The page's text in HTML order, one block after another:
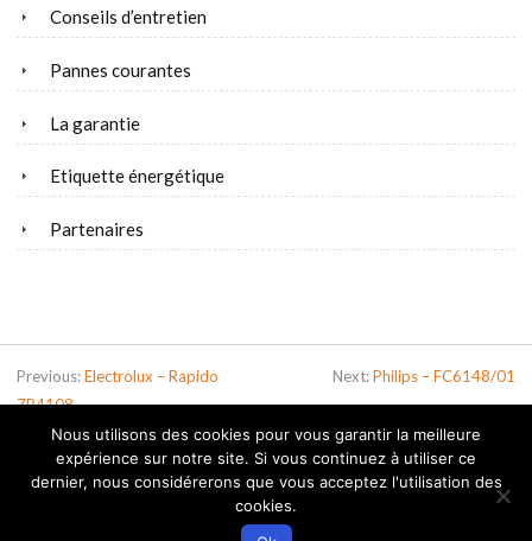
Conseils d’entretien
Pannes courantes
La garantie
Etiquette énergétique
Partenaires
Previous:Electrolux – Rapido
ZB4108
Next:Philips – FC6148/01
© 2026 Meilleur Aspirateur . Tous droits réservés.Mentions légales.
Contact.Haut de page
Nous utilisons des cookies pour vous garantir la meilleure
expérience sur notre site. Si vous continuez à utiliser ce
dernier, nous considérerons que vous acceptez l'utilisation des
cookies.